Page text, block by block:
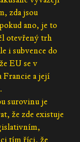
zda jsou
ano, je to
otevřený trh
i subvence do
EU se v
Francie a její
surovinu je
že zde existuje
tím říci, že